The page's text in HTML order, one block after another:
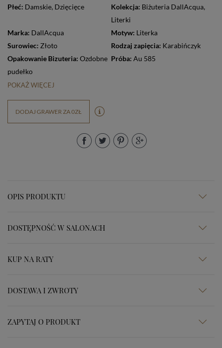
Płeć: Damskie, Dzięcięce Kolekcja: Biżuteria DallAcqua,
Literki
Marka: DallAcqua Motyw: Literka
Surowiec: Złoto Rodzaj zapięcia: Karabińczyk
Opakowanie Bizuteria: Ozdobne
pudełko
Próba: Au 585
POKAŻ WIĘCEJ
DODAJ GRAWER ZA 0ZŁ
OPIS PRODUKTU
DOSTĘPNOŚĆ W SALONACH
KUP NA RATY
DOSTAWA I ZWROTY
ZAPYTAJ O PRODUKT